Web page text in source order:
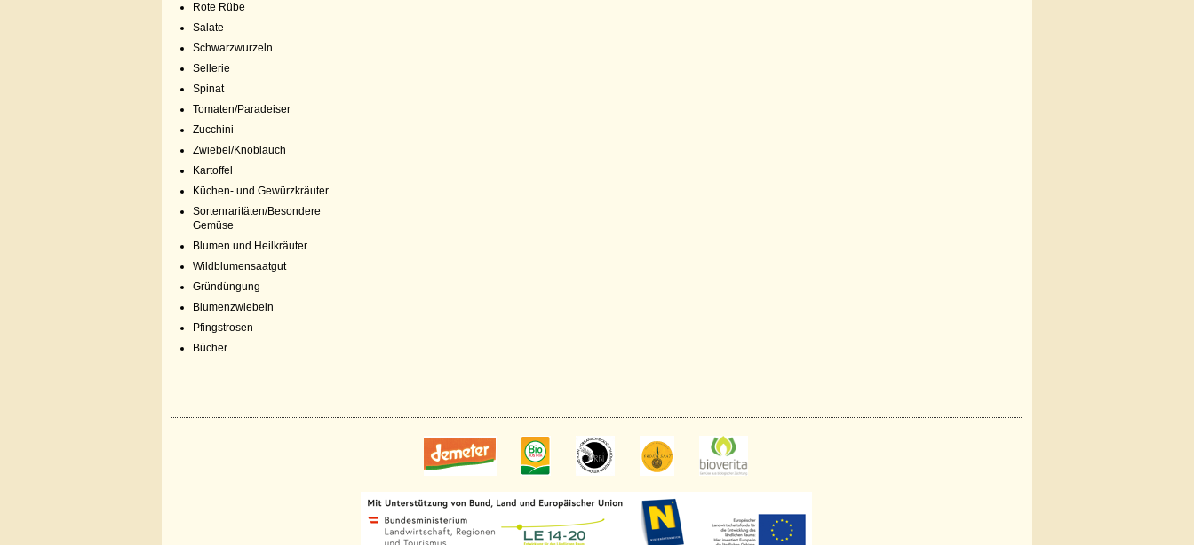
Rote Rübe
Salate
Schwarzwurzeln
Sellerie
Spinat
Tomaten/Paradeiser
Zucchini
Zwiebel/Knoblauch
Kartoffel
Küchen- und Gewürzkräuter
Sortenraritäten/Besondere
Gemüse
Blumen und Heilkräuter
Wildblumensaatgut
Gründüngung
Blumenzwiebeln
Pfingstrosen
Bücher